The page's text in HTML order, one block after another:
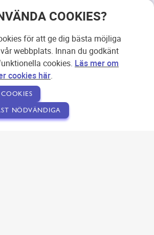
COOKIES?
för att ge dig bästa möjliga
webbplats. Innan du godkänt
cookies. Läs mer om
cookies här.
NÖDVÄNDIGA